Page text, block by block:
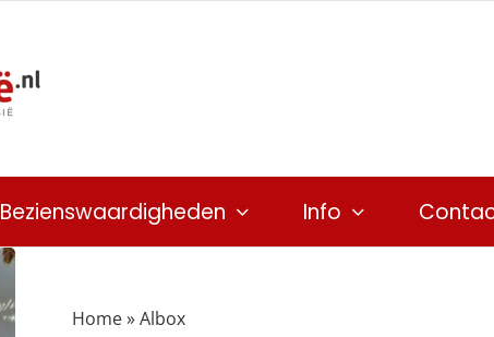
Bezienswaardigheden Info
Home»Albox